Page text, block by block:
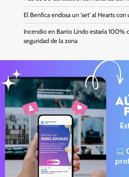
El Benfica endosa un ‘set’ al Hearts
Incendio en Barrio Lindo estaría 100%
seguridad de la zona